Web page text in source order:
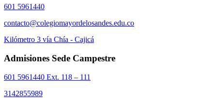
601 5961440
contacto@colegiomayordelosandes.edu.co
Kilómetro 3 vía Chía - Cajicá
Admisiones Sede Campestre
601 5961440 Ext. 118 – 111
3142855989